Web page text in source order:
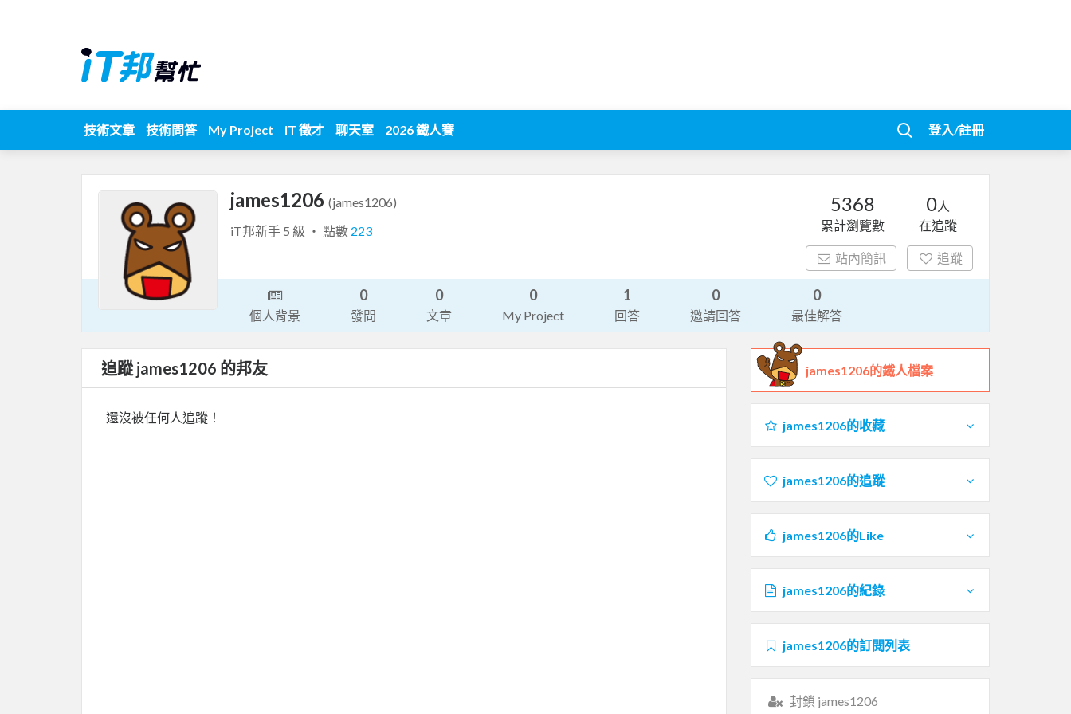
技術文章 技術問答 My Project iT 徵才 聊天室 2026 鐵人賽 登入/註冊
james1206 (james1206)
iT邦新手 5 級 ‧ 點數 223
5368
累計瀏覽數
0人
在追蹤
站內簡訊 追蹤
個人背景
0
發問
0
文章
0
My Project
1
回答
0
邀請回答
0
最佳解答
追蹤 james1206 的邦友
還沒被任何人追蹤！
james1206的鐵人檔案
james1206的收藏
james1206的追蹤
james1206的Like
james1206的紀錄
james1206的訂閱列表
封鎖 james1206